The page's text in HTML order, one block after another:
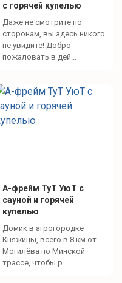
с горячей купелью
Даже не смотрите по
сторонам, вы здесь никого
не увидите! Добро
пожаловать в дей...
А-фрейм ТуТ УюТ с
сауной и горячей
купелью
Домик в агрогородке
Княжицы, всего в 8 км от
Могилёва по Минской
трассе, чтобы р...